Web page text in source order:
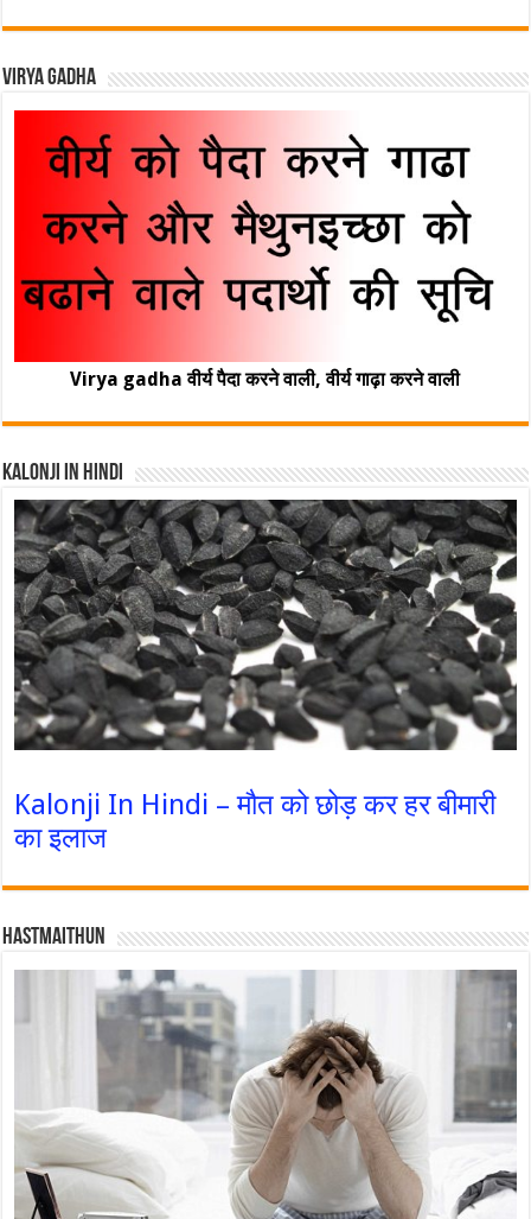
Virya Gadha
Virya gadha वीर्य पैदा करने वाली, वीर्य गाढ़ा करने वाली
Kalonji In Hindi
Kalonji In Hindi – मौत को छोड़ कर हर बीमारी
का इलाज
Hastmaithun